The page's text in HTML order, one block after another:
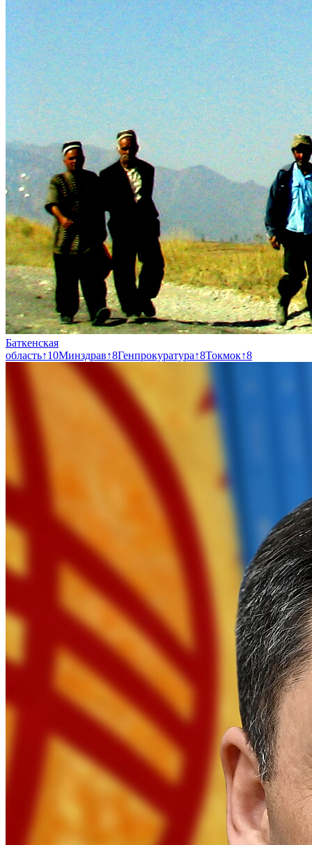
Баткенская
область↑10Минздрав↑8Генпрокуратура↑8Токмок↑8